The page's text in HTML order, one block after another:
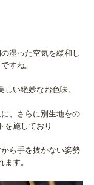
湿った空気を緩和し
すね。
い絶妙なお色味。
、さらに別生地をの
を施しており
ら手を抜かない姿勢
ます。